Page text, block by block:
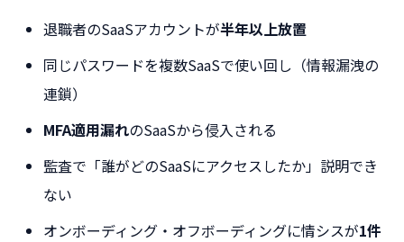
退職者のSaaSアカウントが半年以上放置
同じパスワードを複数SaaSで使い回し（情報漏洩の
連鎖）
MFA適用漏れのSaaSから侵入される
監査で「誰がどのSaaSにアクセスしたか」説明でき
ない
オンボーディング・オフボーディングに情シスが1件